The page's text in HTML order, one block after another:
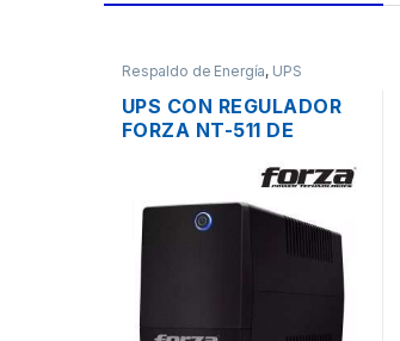
Respaldo de Energía, UPS
UPS CON REGULADOR
FORZA NT-511 DE